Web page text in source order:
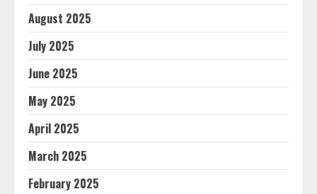
August 2025
July 2025
June 2025
May 2025
April 2025
March 2025
February 2025